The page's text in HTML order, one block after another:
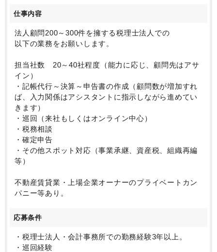
仕事内容
法人顧問200～300件を擁する税理士法人での
以下の業務をお願いします。
担当社数 20～40社程度（能力に応じ、顧問先はアサ
イン）
・記帳代行～決算～申告書の作成（顧問数が増加すれ
ば、入力関係はアシスタントに指示しながら進めてい
きます）
・巡回（来社もしくはオンライン中心）
・税務相談
・確定申告
・その他スポット対応（事業承継、資産税、組織再編
等）
不動産賃貸業・上場企業オーナーのプライベートカン
パニー等あり。
応募条件
・税理士法人・会計事務所での勤務経験3年以上。
・巡回経験